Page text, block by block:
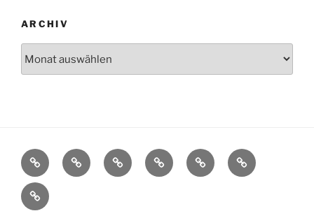
ARCHIV
StartseiteTexte Aktuelles
Im
Buchhandel
Über
mich
Impressum
Datenschutz